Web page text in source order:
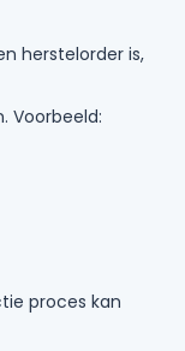
herstelorder is,
Voorbeeld:
proces kan